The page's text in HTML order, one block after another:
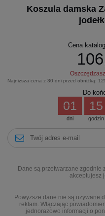
Koszula damska
Cena
Oszczędzasz
Najniższa cena z 30 dni przed obniżką:
Do
dni
01
godzin
15
Dane są przetwarzane zgodnie z
akceptujesz
Powyższe dane nie są używane
reklam. Włączając
jednorazowo informacji o